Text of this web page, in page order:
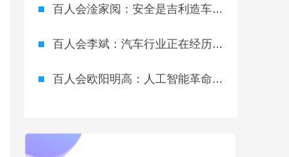
百人会淦家阅：安全是吉利造车的第一优先级
百人会李斌：汽车行业正在经历一场百年未有之大变局
百人会欧阳明高：人工智能革命可能比第一次工业革命带来的变革更大